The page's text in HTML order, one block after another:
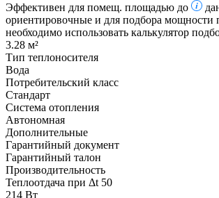
Эффективен для помещ. площадью до
ориентировочные и для подбора мощности
необходимо использовать калькулятор
3.28 м²
Тип теплоносителя
Вода
Потребительский класс
Стандарт
Система отопления
Автономная
Дополнительные
Гарантийный документ
Гарантийный талон
Производительность
Теплоотдача при Δt 50
214 Вт